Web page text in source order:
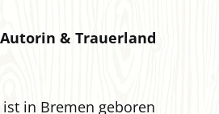
& Trauerland
in Bremen geboren